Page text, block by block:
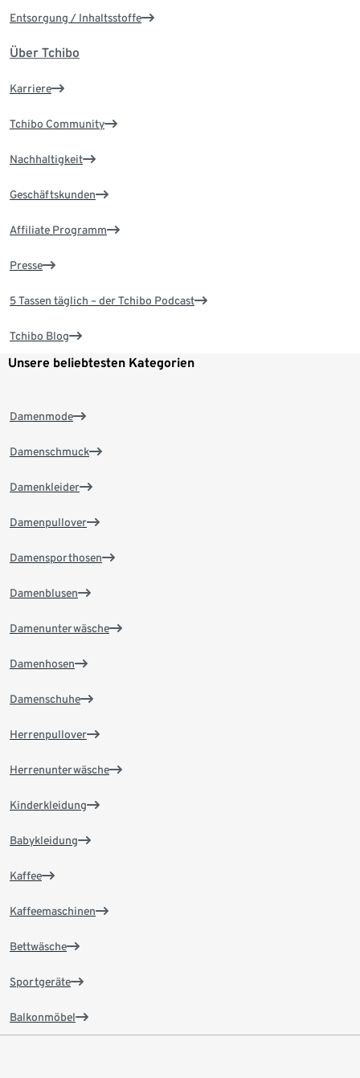
Entsorgung / Inhaltsstoffe
Über Tchibo
Karriere
Tchibo Community
Nachhaltigkeit
Geschäftskunden
Affiliate Programm
Presse
5 Tassen täglich – der Tchibo Podcast
Tchibo Blog
Unsere beliebtesten Kategorien
Damenmode
Damenschmuck
Damenkleider
Damenpullover
Damensporthosen
Damenblusen
Damenunterwäsche
Damenhosen
Damenschuhe
Herrenpullover
Herrenunterwäsche
Kinderkleidung
Babykleidung
Kaffee
Kaffeemaschinen
Bettwäsche
Sportgeräte
Balkonmöbel